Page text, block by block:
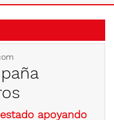
apoyando